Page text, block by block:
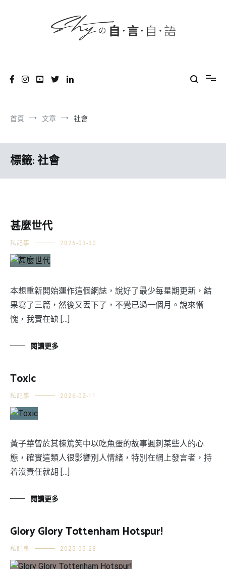
首頁 文章 社會
標籤:社會
甚麼世代
私記事 2026-03-30
本想重新開始運作這個網誌，說好了最少每星期更新，結
果寫了三篇，然後又丟下了，不覺已過一個月。說來慚
愧，我實在缺 […]
閱讀更多
Toxic
私記事 2026-02-11
黃子華曾於其棟篤笑中以吃魚蛋的故事諷刺某些人的心
態，確實這類人很影響別人情緒，特別在網上發言者，持
着沒責任就胡 […]
閱讀更多
Glory Glory Tottenham Hotspur!
私記事 2025-05-28